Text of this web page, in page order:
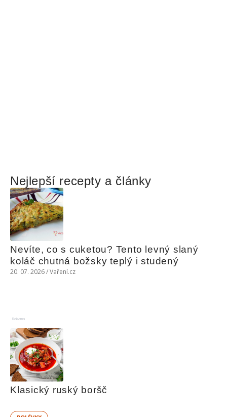
Nejlepší recepty a články
Nevíte, co s cuketou? Tento levný slaný
koláč chutná božsky teplý i studený
20. 07. 2026 / Vaření.cz
Reklama
Klasický ruský boršč